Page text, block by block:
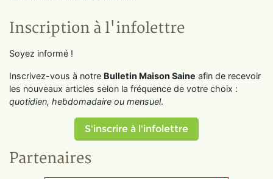
Inscription à l'infolettre
Soyez informé !
Inscrivez-vous à notre Bulletin Maison Saine afin de recevoir
les nouveaux articles selon la fréquence de votre choix :
quotidien, hebdomadaire ou mensuel.
S'inscrire à l'infolettre
Partenaires